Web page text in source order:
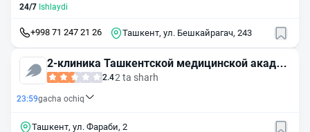
24/7 Ishlaydi
+998 71 247 21 26 Ташкент, ул. Бешкайрагач, 243
2-клиника Ташкентской медицинской академ
ии родильный комплекс
2.42 ta sharh
23:59gacha ochiq
Ташкент, ул. Фараби, 2